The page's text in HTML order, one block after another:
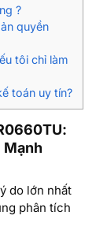
?
quyền
tôi chỉ làm
toán uy tín?
Mạnh
do lớn nhất
phân tích